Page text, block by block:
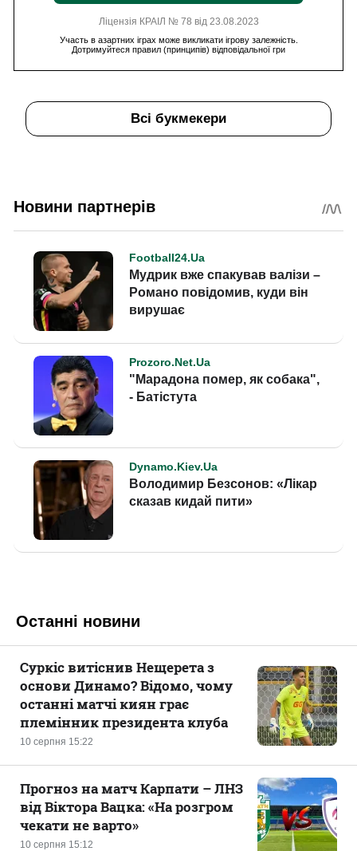
Ліцензія КРАІЛ № 78 від 23.08.2023
Участь в азартних іграх може викликати ігрову залежність.
Дотримуйтеся правил (принципів) відповідальної гри
Всі букмекери
Останні новини
10 серпня 15:22
Суркіс витіснив Нещерета з
основи Динамо? Відомо, чому
останні матчі киян грає
племінник президента клуба
10 серпня 15:12
Прогноз на матч Карпати – ЛНЗ
від Віктора Вацка: «На розгром
чекати не варто»